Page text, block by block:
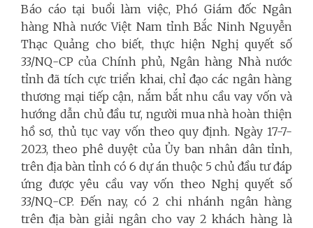
Báo cáo tại buổi làm việc, Phó Giám đốc Ngân
hàng Nhà nước Việt Nam tỉnh Bắc Ninh Nguyễn
Thạc Quảng cho biết, thực hiện Nghị quyết số
33/NQ-CP của Chính phủ, Ngân hàng Nhà nước
tỉnh đã tích cực triển khai, chỉ đạo các ngân hàng
thương mại tiếp cận, nắm bắt nhu cầu vay vốn và
hướng dẫn chủ đầu tư, người mua nhà hoàn thiện
hồ sơ, thủ tục vay vốn theo quy định. Ngày 17-7-
2023, theo phê duyệt của Ủy ban nhân dân tỉnh,
trên địa bàn tỉnh có 6 dự án thuộc 5 chủ đầu tư đáp
ứng được yêu cầu vay vốn theo Nghị quyết số
33/NQ-CP. Đến nay, có 2 chi nhánh ngân hàng
trên địa bàn giải ngân cho vay 2 khách hàng là